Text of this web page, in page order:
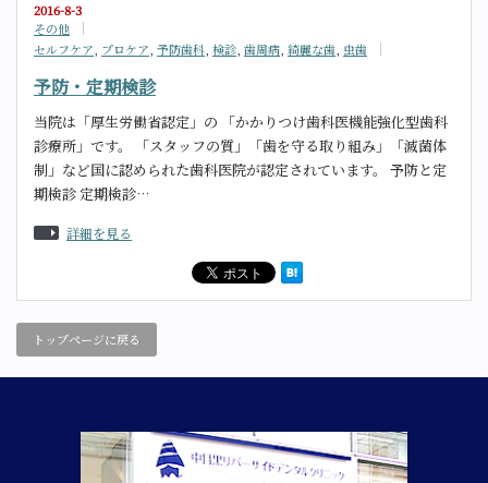
2016-8-3
その他
セルフケア プロケア 予防歯科 検診 歯周病 綺麗な歯 虫歯
予防・定期検診
当院は「厚生労働省認定」の 「かかりつけ歯科医機能強化型歯科
診療所」です。 「スタッフの質」「歯を守る取り組み」「滅菌体
制」など国に認められた歯科医院が認定されています。 予防と定
期検診 定期検診…
詳細を見る
トップページに戻る